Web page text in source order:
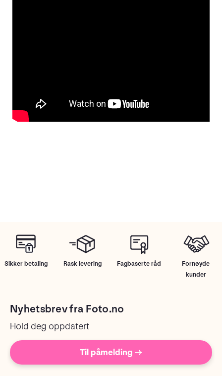
Sikker betaling Rask levering Fagbaserte råd
Fornøyde
kunder
Nyhetsbrev fra Foto.no
Hold deg oppdatert
Til påmelding →